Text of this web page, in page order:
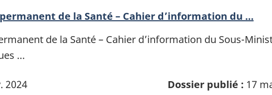
de la Santé – Cahier d’information du …
de la Santé – Cahier d’information du Sous-
…
2024 Dossier publié : 17